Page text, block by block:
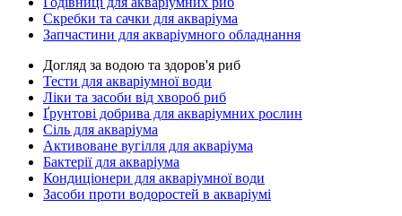
Скребки та сачки для акваріума
Запчастини для акваріумного обладнання
Догляд за водою та здоров'я риб
Тести для акваріумної води
Ліки та засоби від хвороб риб
Ґрунтові добрива для акваріумних рослин
Сіль для акваріума
Активоване вугілля для акваріума
Бактерії для акваріума
Кондиціонери для акваріумної води
Засоби проти водоростей в акваріумі